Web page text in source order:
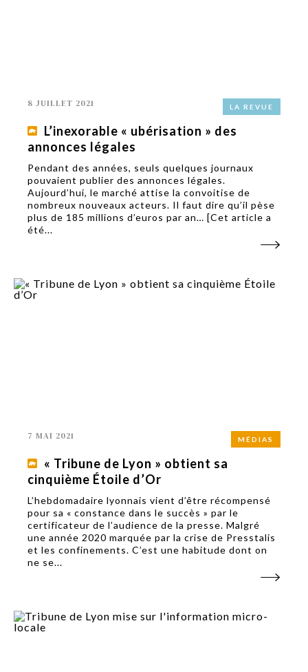
LA REVUE
8 JUILLET 2021
L’inexorable « ubérisation » des
annonces légales
Pendant des années, seuls quelques journaux
pouvaient publier des annonces légales.
Aujourd’hui, le marché attise la convoitise de
nombreux nouveaux acteurs. Il faut dire qu’il pèse
plus de 185 millions d’euros par an… [Cet article a
été...
MÉDIAS
7 MAI 2021
« Tribune de Lyon » obtient sa
cinquième Étoile d’Or
L’hebdomadaire lyonnais vient d’être récompensé
pour sa « constance dans le succès » par le
certificateur de l’audience de la presse. Malgré
une année 2020 marquée par la crise de Presstalis
et les confinements. C’est une habitude dont on
ne se...